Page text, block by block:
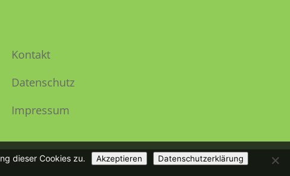
Kontakt
Datenschutz
Impressum
dieser Cookies zu. Akzeptieren Datenschutzerklärung